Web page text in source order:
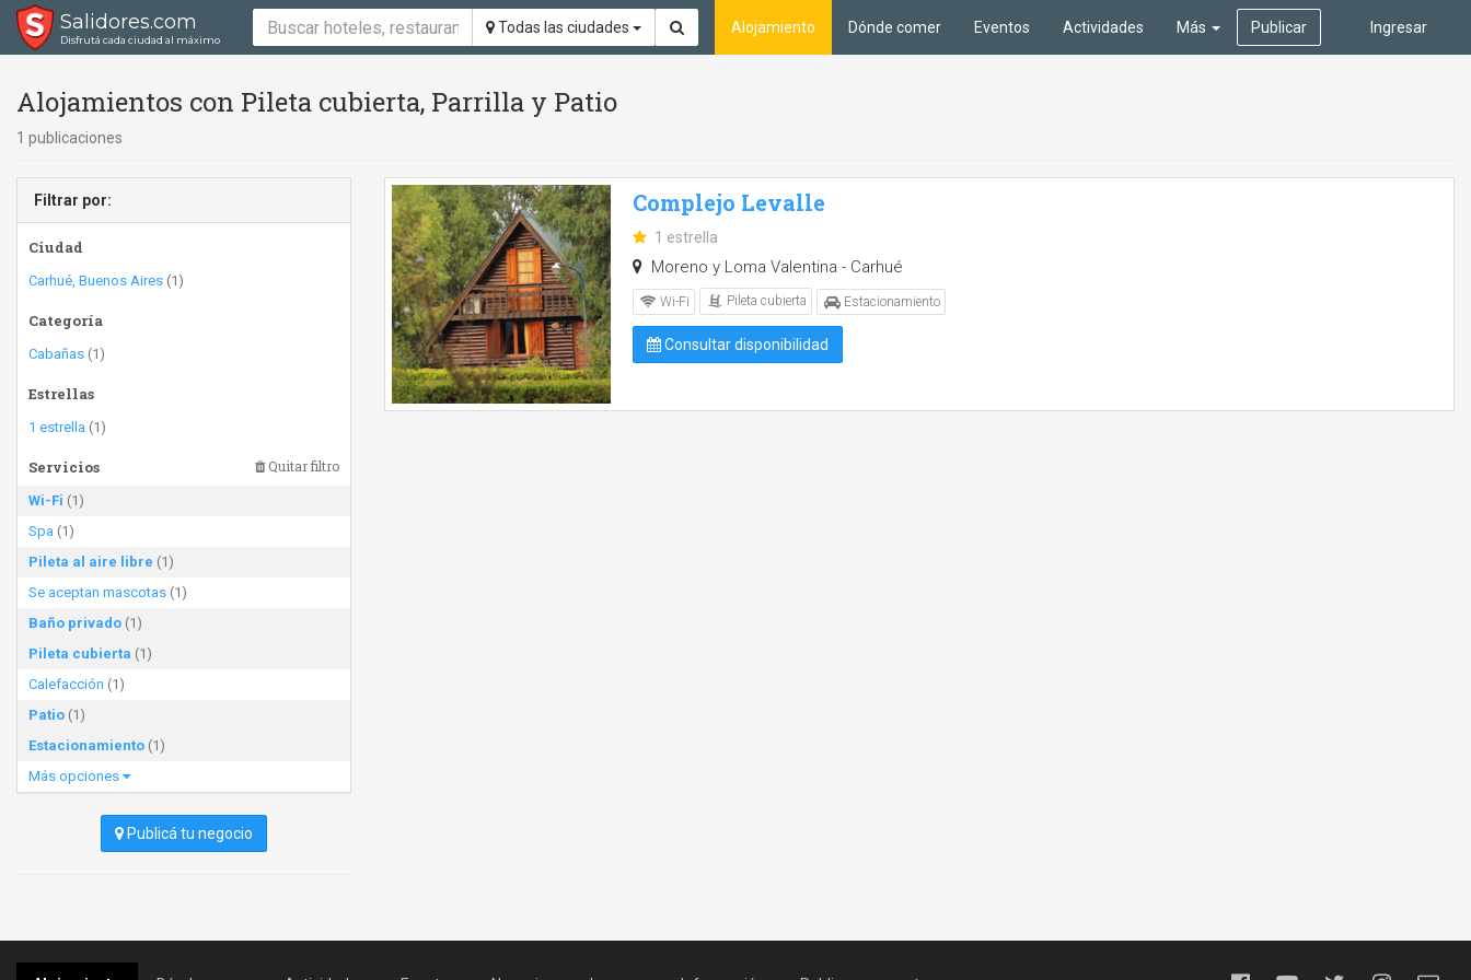
Salidores.com
Disfrutá cada ciudad al máximo
Todas las ciudades Ingresar
Alojamiento Dónde comer Eventos Actividades Más Publicar
Alojamientos con Pileta cubierta, Parrilla y Patio
1 publicaciones
Filtrar por:
Ciudad
Carhué, Buenos Aires (1)
Categoría
Cabañas (1)
Estrellas
1 estrella (1)
Servicios Quitar filtro
Wi-Fi (1)
Spa (1)
Pileta al aire libre (1)
Se aceptan mascotas (1)
Baño privado (1)
Pileta cubierta (1)
Calefacción (1)
Patio (1)
Estacionamiento (1)
Más opciones
Publicá tu negocio
Complejo Levalle
1 estrella
Moreno y Loma Valentina - Carhué
Wi-Fi Pileta cubierta Estacionamiento
Consultar disponibilidad